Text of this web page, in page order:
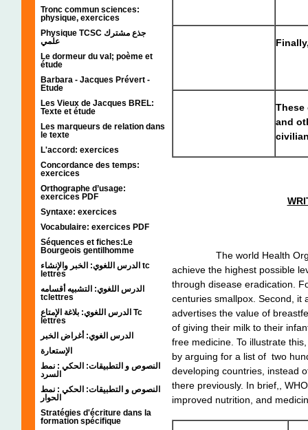
Tronc commun sciences:
physique, exercices
Physique TCSC جذع مشترك
علمي
Le dormeur du val; poème et
étude
Barbara - Jacques Prévert -
Etude
Les Vieux de Jacques BREL:
Texte et étude
Les marqueurs de relation dans
le texte
L'accord: exercices
Concordance des temps:
exercices
Orthographe d’usage:
exercices PDF
Syntaxe: exercices
Vocabulaire: exercices PDF
Séquences et fiches:Le
Bourgeois gentilhomme
الدرس اللغوي: الخبر والإنشاء tc
lettres
الدرس اللغوي: التشبيه أقسامه
tclettres
الدرس اللغوي: بلاغة الإمتاع Tc
lettres
الدرس الغوي: أغراض الخبر
الإستعارة
النصوص و التطبيقات: الحكي : نمط
السرد
النصوص و التطبيقات: الحكي : نمط
الحوار
Stratégies d'écriture dans la
formation spécifique
These
and
The world Health
achieve the highest possible
through disease eradication.
centuries smallpox. Second,
advertises the value of
of giving their milk to their
free medicine. To illustrate
by arguing for a list of two
developing countries, instead
there previously. In brief,,
improved nutrition, and